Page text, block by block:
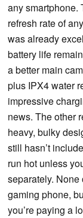
any smartphone.
refresh rate of
was already
battery life
a better main
plus IPX4 water
impressive
news. The other
heavy, bulky
still hasn’t
run hot unless
separately.
gaming phone,
you’re paying a